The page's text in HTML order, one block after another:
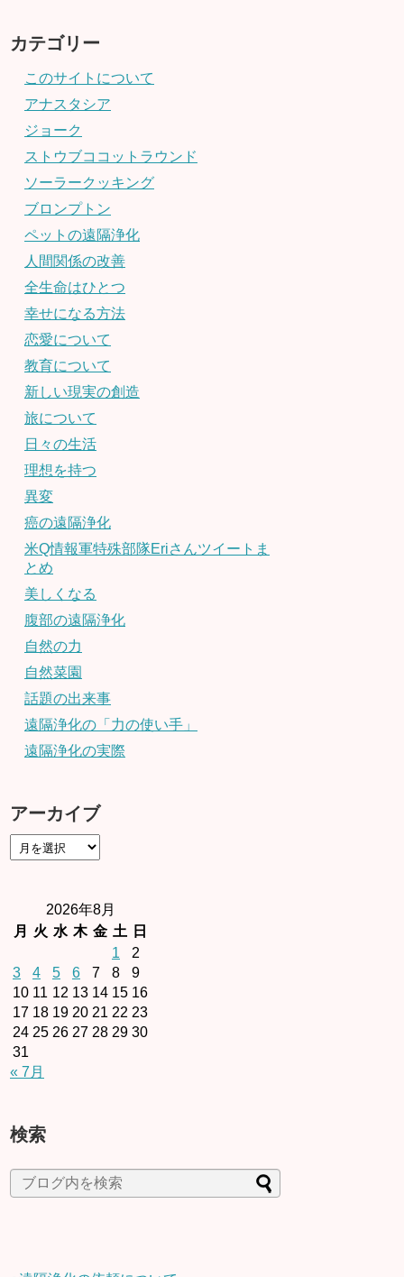
カテゴリー
このサイトについて
アナスタシア
ジョーク
ストウブココットラウンド
ソーラークッキング
ブロンプトン
ペットの遠隔浄化
人間関係の改善
全生命はひとつ
幸せになる方法
恋愛について
教育について
新しい現実の創造
旅について
日々の生活
理想を持つ
異変
癌の遠隔浄化
米Q情報軍特殊部隊Eriさんツイートま
とめ
美しくなる
腹部の遠隔浄化
自然の力
自然菜園
話題の出来事
遠隔浄化の「力の使い手」
遠隔浄化の実際
アーカイブ
2026年8月
月
火 水 木 金 土
日
1
2
3
4 5 6 7 8
9
10 11 12 13 14 15 16
17 18 19 20 21 22 23
24 25 26 27 28 29 30
31
« 7月
検索